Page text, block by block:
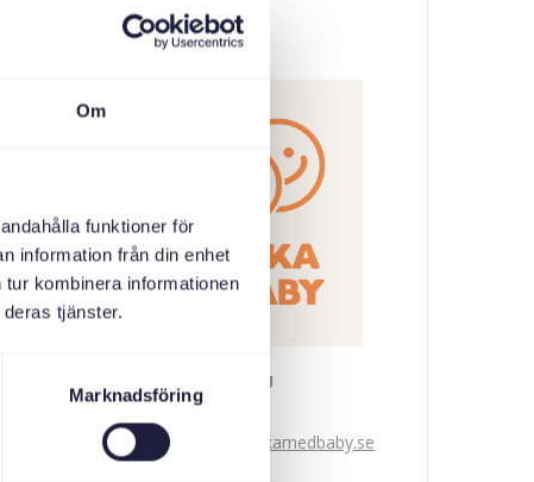
Om
funktioner för
information från din enhet
kombinera informationen
tjänster.
Marknadsföring
ORGANIZATÖR
Svenska med baby
bokningen@svenskamedbaby.se